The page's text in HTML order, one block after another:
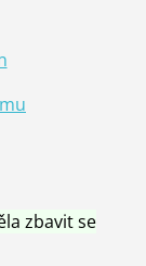
zbavit se